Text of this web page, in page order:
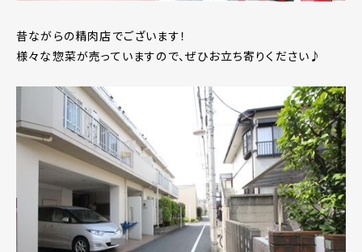
昔ながらの精肉店でございます！
様々な惣菜が売っていますので、ぜひお立ち寄りください♪